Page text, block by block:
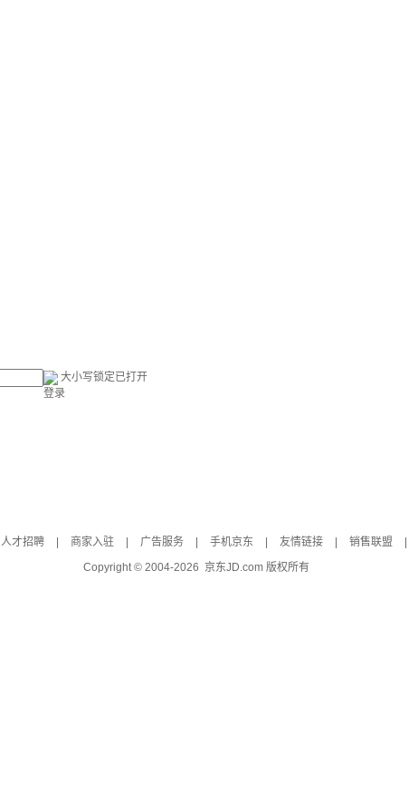
大小写锁定已打开
登录
人才招聘 商家入驻 广告服务 手机京东 友情链接 销售联盟
Copyright © 2004-2026 京东JD.com 版权所有